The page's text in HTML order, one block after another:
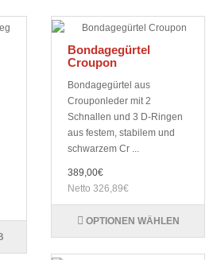
Bondagegürtel
Croupon
Bondagegürtel aus
Crouponleder mit 2
Schnallen und 3 D-Ringen
aus festem, stabilem und
schwarzem Cr ...
389,00€
Netto 326,89€
OPTIONEN WÄHLEN